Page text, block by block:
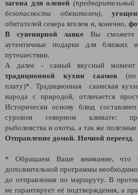
загона для оленей
безопасности обязателен),
обитателей севера ягелем и, конечно,
В сувенирной лавке Вы сможете
аутентичные подарки для близких
путешествии.
А далее - самый вкусный
традиционной кухни саамов (по
плату)*. Традиционная саамская
народа с природой, отличается
Исторически основу блюд
суровом северном климате:
рыболовства и охоты, а так же
Отправление домой. Ночной переезд.
* Обращаем Ваше внимание, что
дополнительной программы
до отправления по маршруту.В
не гарантирует её подтверждения, а